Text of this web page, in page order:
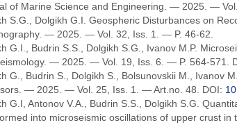
of Marine Science and Engineering. — 2025. —
S.G., Dolgikh G.I. Geospheric Disturbances on
— 2025. — Vol. 32, Iss. 1. — P. 46-62.
G.I., Budrin S.S., Dolgikh S.G., Ivanov M.P.
— 2025. — Vol. 19, Iss. 6. — P. 564-571.
G., Budrin S., Dolgikh S., Bolsunovskii M., Ivanov
— 2025. — Vol. 25, Iss. 1. — Art.no. 48. DOI:
G.I, Antonov V.A., Budrin S.S., Dolgikh S.G.
into microseismic oscillations of upper crust